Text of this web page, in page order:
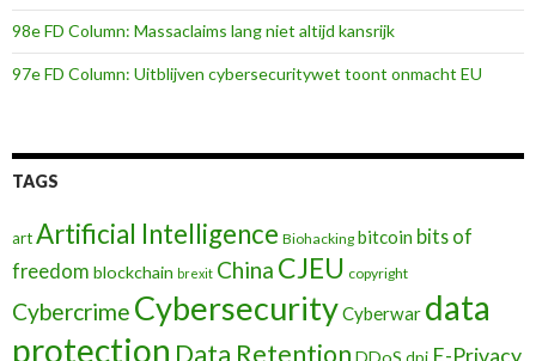
98e FD Column: Massaclaims lang niet altijd kansrijk
97e FD Column: Uitblijven cybersecuritywet toont onmacht EU
TAGS
artArtificial Intelligence Biohacking bitcoin bits of
freedom blockchain brexit China CJEU copyright
Cybercrime CybersecurityCyberwar data
protection Data Retention E-Privacy